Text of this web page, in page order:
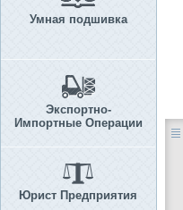
Умная подшивка
Экспортно-
Импортные Операции
Юрист Предприятия